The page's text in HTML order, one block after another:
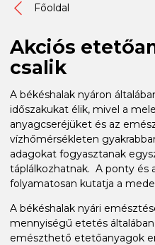
Főoldal
Akciós
csalik
A békéshalak nyáron
időszakukat élik, mivel a
anyagcseréjüket és az
vízhőmérsékleten
adagokat fogyasztanak
táplálkozhatnak. A ponty és
folyamatosan kutatja a
A békéshalak nyári
mennyiségű etetés
emészthető etetőanyagok